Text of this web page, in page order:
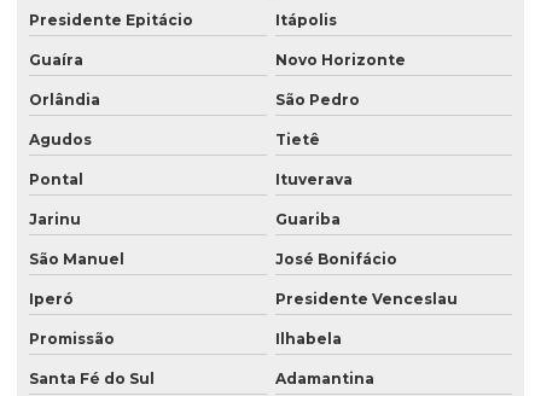
Presidente Epitácio Itápolis
Guaíra Novo Horizonte
Orlândia São Pedro
Agudos Tietê
Pontal Ituverava
Jarinu Guariba
São Manuel José Bonifácio
Iperó Presidente Venceslau
Promissão Ilhabela
Santa Fé do Sul Adamantina